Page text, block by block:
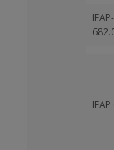
IFAP-